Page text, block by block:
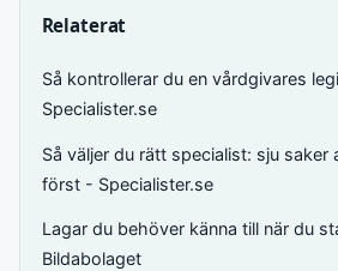
Relaterat
Så kontrollerar du en vårdgivares
Specialister.se
Så väljer du rätt specialist: sju saker
först - Specialister.se
Lagar du behöver känna till när du
Bildabolaget